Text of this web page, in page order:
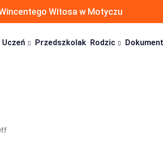
Witosa w Motyczu
Uczeń Przedszkolak Rodzic